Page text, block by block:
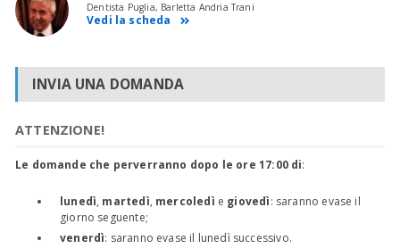
Dentista Puglia, Barletta Andria Trani
Vedi la scheda
INVIA UNA DOMANDA
ATTENZIONE!
Le domande che perverranno dopo le ore 17:00 di:
lunedì, martedì, mercoledì e giovedì: saranno evase il
giorno seguente;
venerdì: saranno evase il lunedì successivo.